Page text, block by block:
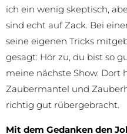
ich ein wenig skeptisch,
sind echt auf Zack. Bei
seine eigenen Tricks
gesagt: Hör zu, du bist so
meine nächste Show. Dort
Zaubermantel und
richtig gut rübergebracht.
Mit dem Gedanken den